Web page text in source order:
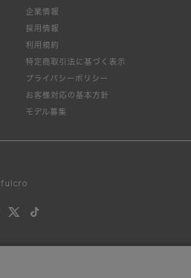
企業情報
採用情報
利用規約
特定商取引法に基づく表示
プライバシーポリシー
お客様対応の基本方針
モデル募集
fulcro